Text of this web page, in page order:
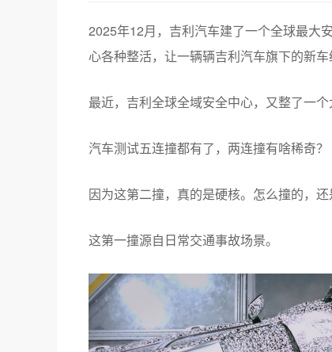
2025年12月，吉利汽车建了一个全球最
心各种整活，让一辆辆吉利汽车旗下的新车
最近，吉利全球全域安全中心，又整了一
汽车测试五连撞都有了，两连撞有啥稀奇？
因为这第二撞，真的是硬核。怎么撞的，还
这第一撞源自日常交通事故场景。